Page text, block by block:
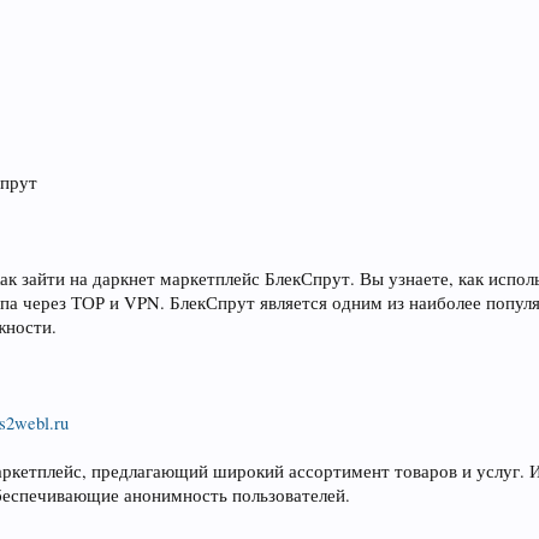
зайти на даркнет маркетплейс БлекСпрут. Вы узнаете, как
через ТОР и VPN. БлекСпрут является одним из наиболее
предлагающий широкий ассортимент товаров и
анонимность пользователей.